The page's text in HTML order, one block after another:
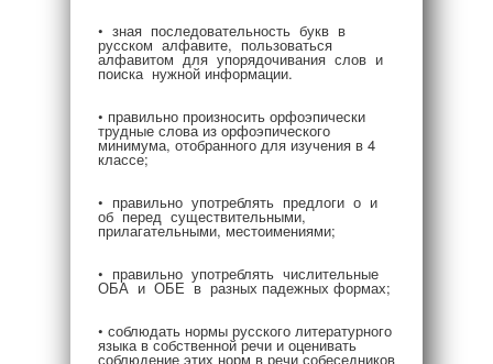
• зная последовательность букв в
русском алфавите, пользоваться
алфавитом для упорядочивания слов и
поиска нужной информации.
• правильно произносить орфоэпически
трудные слова из орфоэпического
минимума, отобранного для изучения в 4
классе;
• правильно употреблять предлоги о и
об перед существительными,
прилагательными, местоимениями;
• правильно употреблять числительные
ОБА и ОБЕ в разных падежных формах;
• соблюдать нормы русского литературного
языка в собственной речи и оценивать
соблюдение этих норм в речи собеседников